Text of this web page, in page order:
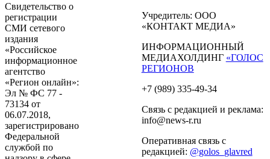
Свидетельство о
регистрации
СМИ сетевого
издания
«Российское
информационное
агентство
«Регион онлайн»:
Эл № ФС 77 -
73134 от
06.07.2018,
зарегистрировано
Федеральной
службой по
Учредитель: ООО
«КОНТАКТ МЕДИА»
ИНФОРМАЦИОННЫЙ
МЕДИАХОЛДИНГ «ГОЛОС
РЕГИОНОВ
+7 (989) 335-49-34
Связь с редакцией и реклама:
info@news-r.ru
Оперативная связь с
редакцией: @golos_glavred